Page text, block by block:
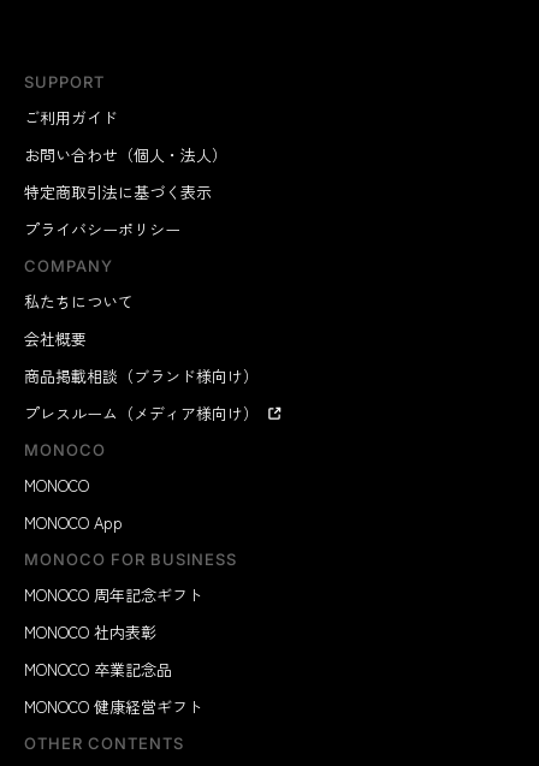
SUPPORT
ご利用ガイド
お問い合わせ（個人・法人）
特定商取引法に基づく表示
プライバシーポリシー
COMPANY
私たちについて
会社概要
商品掲載相談（ブランド様向け）
プレスルーム（メディア様向け）
MONOCO
MONOCO
MONOCO App
MONOCO FOR BUSINESS
MONOCO 周年記念ギフト
MONOCO 社内表彰
MONOCO 卒業記念品
MONOCO 健康経営ギフト
OTHER CONTENTS